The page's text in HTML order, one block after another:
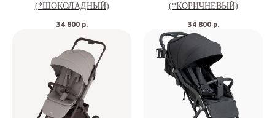
(*ШОКОЛАДНЫЙ)
34 800 р.
(*КОРИЧНЕВЫЙ)
34 800 р.